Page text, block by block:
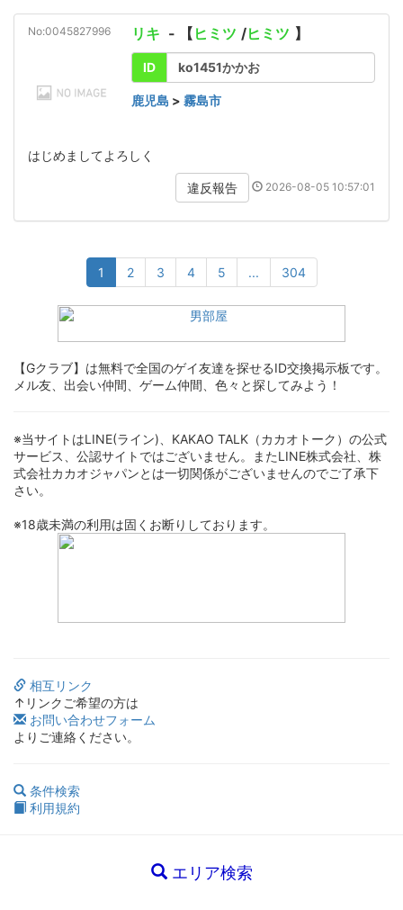
No:0045827996 リキ - 【 ヒミツ /ヒミツ 】
ID ko1451かかお
鹿児島 > 霧島市
はじめましてよろしく
違反報告 2026-08-05 10:57:01
1 2 3 4 5 ... 304
【Gクラブ】は無料で全国のゲイ友達を探せるID交換掲示板です。
メル友、出会い仲間、ゲーム仲間、色々と探してみよう！
※当サイトはLINE(ライン)、KAKAO TALK（カカオトーク）の公式
サービス、公認サイトではございません。またLINE株式会社、株
式会社カカオジャパンとは一切関係がございませんのでご了承下
さい。
※18歳未満の利用は固くお断りしております。
相互リンク
↑リンクご希望の方は
お問い合わせフォーム
よりご連絡ください。
条件検索
利用規約
エリア検索